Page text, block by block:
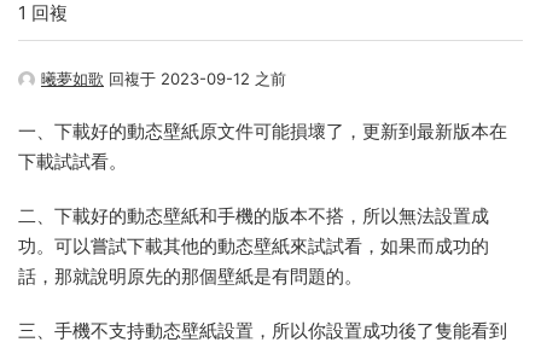
1 回複
曦夢如歌 回複于 2023-09-12 之前
一、下載好的動态壁紙原文件可能損壞了，更新到最新版本在
下載試試看。
二、下載好的動态壁紙和手機的版本不搭，所以無法設置成
功。可以嘗試下載其他的動态壁紙來試試看，如果而成功的
話，那就說明原先的那個壁紙是有問題的。
三、手機不支持動态壁紙設置，所以你設置成功後了隻能看到